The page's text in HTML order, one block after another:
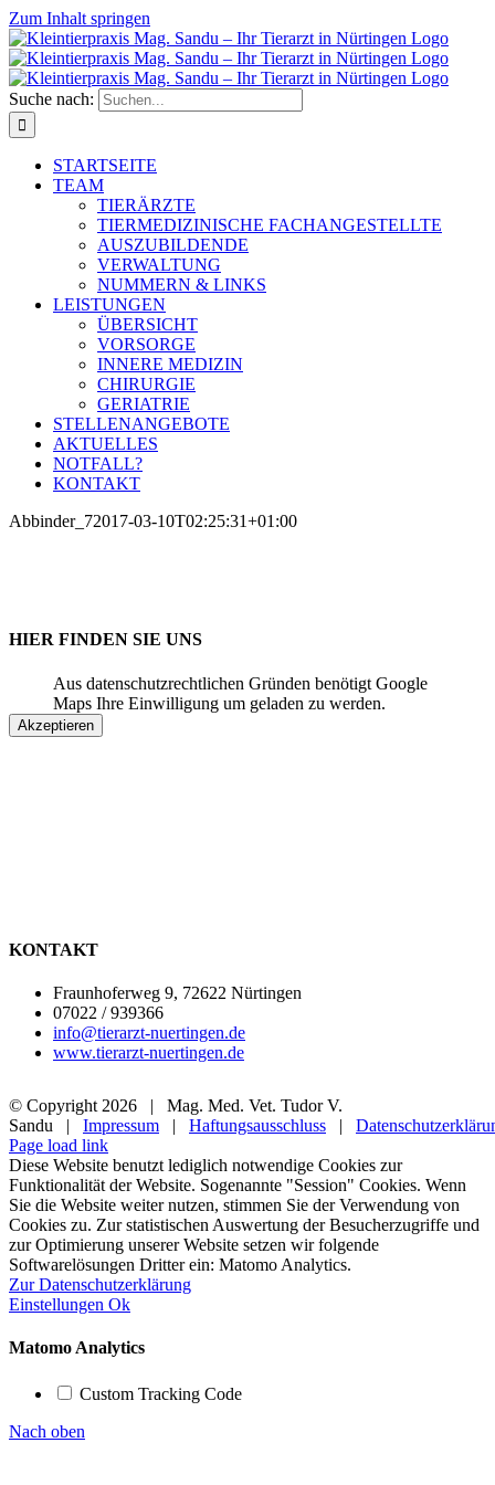
Zum Inhalt springen
Suche nach:
STARTSEITE
TEAM
TIERÄRZTE
TIERMEDIZINISCHE FACHANGESTELLTE
AUSZUBILDENDE
VERWALTUNG
NUMMERN & LINKS
LEISTUNGEN
ÜBERSICHT
VORSORGE
INNERE MEDIZIN
CHIRURGIE
GERIATRIE
STELLENANGEBOTE
AKTUELLES
NOTFALL?
KONTAKT
Abbinder_72017-03-10T02:25:31+01:00
HIER FINDEN SIE UNS
Aus datenschutzrechtlichen Gründen benötigt Google
Maps Ihre Einwilligung um geladen zu werden.
Akzeptieren
KONTAKT
Fraunhoferweg 9, 72622 Nürtingen
07022 / 939366
info@tierarzt-nuertingen.de
www.tierarzt-nuertingen.de
© Copyright 2026 | Mag. Med. Vet. Tudor V.
Sandu | Impressum | Haftungsausschluss |
Page load link
Diese Website benutzt lediglich notwendige Cookies zur
Funktionalität der Website. Sogenannte "Session" Cookies. Wenn
Sie die Website weiter nutzen, stimmen Sie der Verwendung von
Cookies zu. Zur statistischen Auswertung der Besucherzugriffe und
zur Optimierung unserer Website setzen wir folgende
Softwarelösungen Dritter ein: Matomo Analytics.
Zur Datenschutzerklärung
Einstellungen Ok
Matomo Analytics
Custom Tracking Code
Nach oben